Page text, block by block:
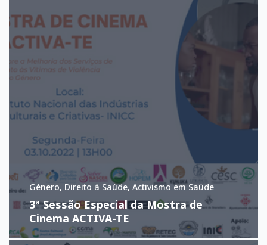
Género, Direito à Saúde, Activismo em Saúde
3ª Sessão Especial da Mostra de
Cinema ACTIVA-TE